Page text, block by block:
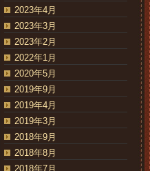
2023年4月
2023年3月
2023年2月
2022年1月
2020年5月
2019年9月
2019年4月
2019年3月
2018年9月
2018年8月
2018年7月